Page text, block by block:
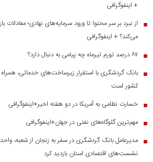
+ اینفوگرافی
■
می‌کند؟ + اینفوگرافی
■ ۸۷ درصد تورم تیرماه چه پیامی به دنبال دارد؟
■ بانک گردشگری با استقرار زیرساخت‌های خدماتی، همراه
کشور است
■ خسارت نظامی به آمریکا در دو هفته اخیر+اینفوگرافی
■ مهم‌ترین گلوگاه‌های نفتی در جهان+اینفوگرافی
■ مدیرعامل بانک گردشگری در سفر به زنجان از شعبه،
نشست‌های اقتصادی استان بازدید کرد